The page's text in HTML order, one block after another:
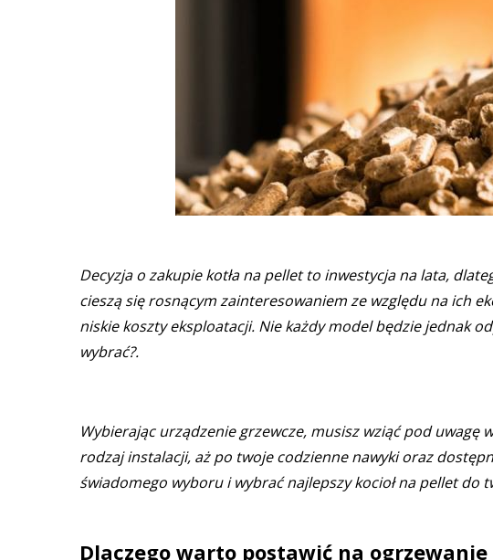
Decyzja o zakupie kotła na pellet to inwestycja na lata,
cieszą się rosnącym zainteresowaniem ze względu na ich
niskie koszty eksploatacji. Nie każdy model będzie jednak
wybrać?.
Wybierając urządzenie grzewcze, musisz wziąć pod
rodzaj instalacji, aż po twoje codzienne nawyki oraz
świadomego wyboru i wybrać najlepszy kocioł na pellet do
Dlaczego warto postawić na